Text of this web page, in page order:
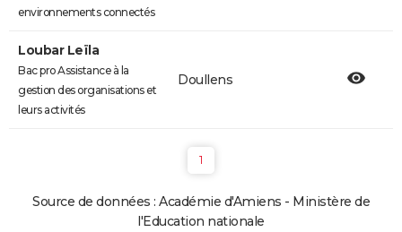
environnements connectés
Loubar Leïla
Bac pro Assistance à la
gestion des organisations et
leurs activités
Doullens
1
Source de données : Académie d'Amiens - Ministère de
l'Education nationale